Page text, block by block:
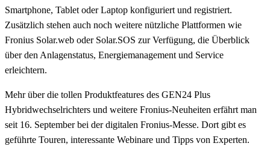
Smartphone, Tablet oder Laptop konfiguriert und registriert.
Zusätzlich stehen auch noch weitere nützliche Plattformen wie
Fronius Solar.web oder Solar.SOS zur Verfügung, die Überblick
über den Anlagenstatus, Energiemanagement und Service
erleichtern.
Mehr über die tollen Produktfeatures des GEN24 Plus
Hybridwechselrichters und weitere Fronius-Neuheiten erfährt man
seit 16. September bei der digitalen Fronius-Messe. Dort gibt es
geführte Touren, interessante Webinare und Tipps von Experten.